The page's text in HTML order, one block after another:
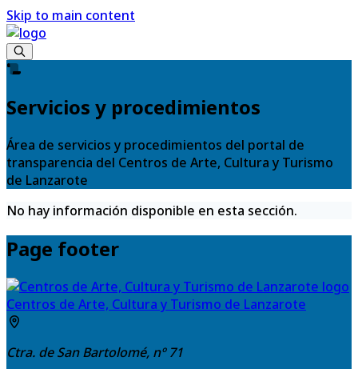
Skip to main content
Servicios y procedimientos
Área de servicios y procedimientos del portal de
transparencia del Centros de Arte, Cultura y Turismo
de Lanzarote
No hay información disponible en esta sección.
Page footer
Centros de Arte, Cultura y Turismo de Lanzarote
Ctra. de San Bartolomé, nº 71